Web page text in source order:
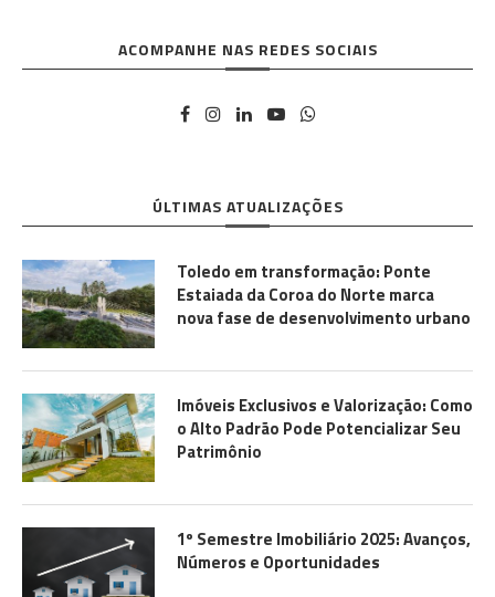
ACOMPANHE NAS REDES SOCIAIS
ÚLTIMAS ATUALIZAÇÕES
Toledo em transformação: Ponte
Estaiada da Coroa do Norte marca
nova fase de desenvolvimento urbano
Imóveis Exclusivos e Valorização: Como
o Alto Padrão Pode Potencializar Seu
Patrimônio
1º Semestre Imobiliário 2025: Avanços,
Números e Oportunidades